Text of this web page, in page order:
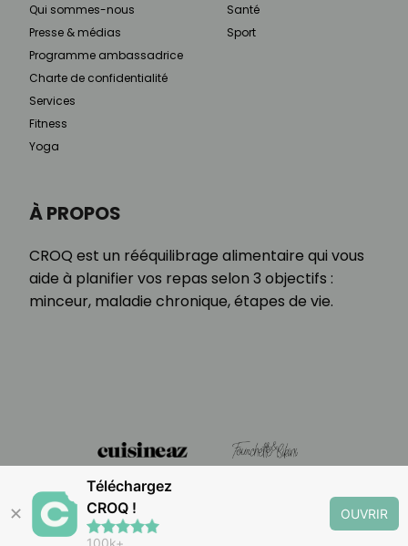
À PROPOS
CROQ est un rééquilibrage alimentaire qui vous
aide à planifier vos repas selon 3 objectifs :
minceur, maladie chronique, étapes de vie.
Qui sommes-nous
Presse & médias
Programme ambassadrice
Charte de confidentialité
Services
Fitness
Yoga
Santé
Sport
✕
Téléchargez
CROQ !
100k+
OUVRIR